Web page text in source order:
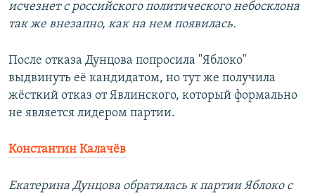
исчезнет с российского политического небосклона
так же внезапно, как на нем появилась.
После отказа Дунцова попросила "Яблоко"
выдвинуть её кандидатом, но тут же получила
жёсткий отказ от Явлинского, который формально
не является лидером партии.
Константин Калачёв
Екатерина Дунцова обратилась к партии Яблоко с